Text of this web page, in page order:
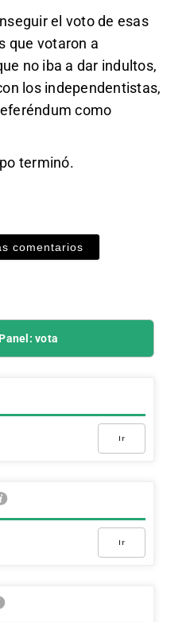
el voto de esas
que votaron a
no iba a dar indultos,
los independentistas,
como
terminó.
comentarios
vota
Ir
Ir